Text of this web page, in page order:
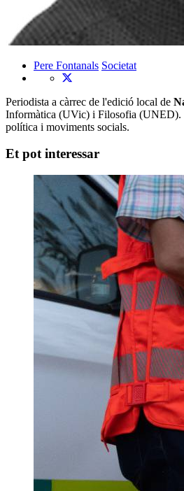
Pere Fontanals Societat
Periodista a càrrec de l'edició local de
Informàtica (UVic) i Filosofia (UNED).
política i moviments socials.
Et pot interessar